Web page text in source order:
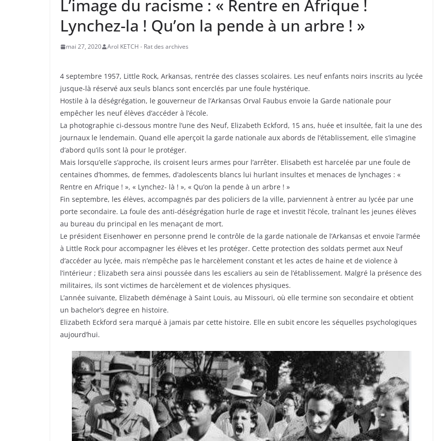
L’image du racisme : « Rentre en Afrique !
Lynchez-la ! Qu’on la pende à un arbre ! »
mai 27, 2020 Arol KETCH - Rat des archives
4 septembre 1957, Little Rock, Arkansas, rentrée des classes scolaires. Les neuf enfants noirs inscrits au lycée
jusque-là réservé aux seuls blancs sont encerclés par une foule hystérique.
Hostile à la déségrégation, le gouverneur de l’Arkansas Orval Faubus envoie la Garde nationale pour
empêcher les neuf élèves d’accéder à l’école.
La photographie ci-dessous montre l’une des Neuf, Elizabeth Eckford, 15 ans, huée et insultée, fait la une des
journaux le lendemain. Quand elle aperçoit la garde nationale aux abords de l’établissement, elle s’imagine
d’abord qu’ils sont là pour le protéger.
Mais lorsqu’elle s’approche, ils croisent leurs armes pour l’arrêter. Elisabeth est harcelée par une foule de
centaines d’hommes, de femmes, d’adolescents blancs lui hurlant insultes et menaces de lynchages : «
Rentre en Afrique ! », « Lynchez- là ! », « Qu’on la pende à un arbre ! »
Fin septembre, les élèves, accompagnés par des policiers de la ville, parviennent à entrer au lycée par une
porte secondaire. La foule des anti-déségrégation hurle de rage et investit l’école, traînant les jeunes élèves
au bureau du principal en les menaçant de mort.
Le président Eisenhower en personne prend le contrôle de la garde nationale de l’Arkansas et envoie l’armée
à Little Rock pour accompagner les élèves et les protéger. Cette protection des soldats permet aux Neuf
d’accéder au lycée, mais n’empêche pas le harcèlement constant et les actes de haine et de violence à
l’intérieur ; Elizabeth sera ainsi poussée dans les escaliers au sein de l’établissement. Malgré la présence des
militaires, ils sont victimes de harcèlement et de violences physiques.
L’année suivante, Elizabeth déménage à Saint Louis, au Missouri, où elle termine son secondaire et obtient
un bachelor’s degree en histoire.
Elizabeth Eckford sera marqué à jamais par cette histoire. Elle en subit encore les séquelles psychologiques
aujourd’hui.